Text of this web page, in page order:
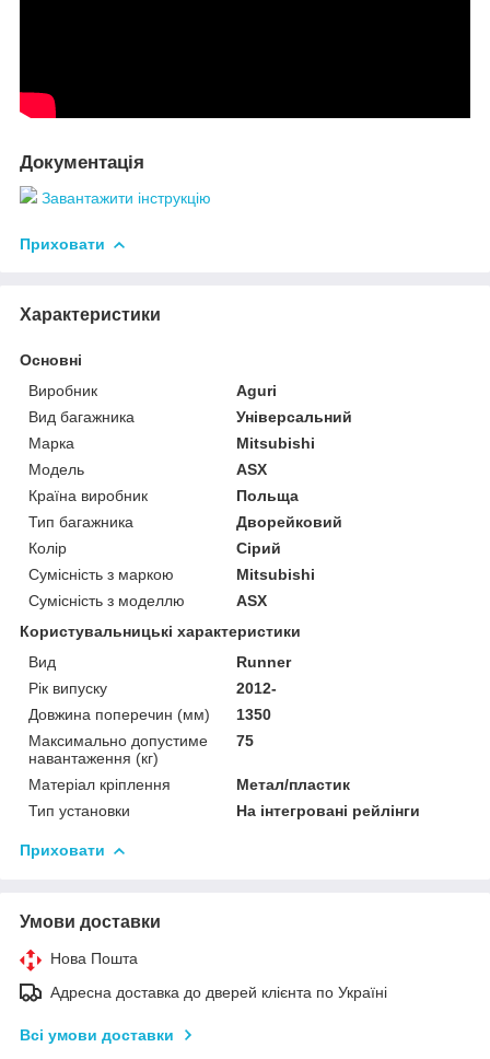
Документація
Завантажити інструкцію
Приховати
Характеристики
Основні
Виробник
Aguri
Вид багажника
Універсальний
Марка
Mitsubishi
Модель
ASX
Країна виробник
Польща
Тип багажника
Дворейковий
Колір
Сірий
Сумісність з маркою
Mitsubishi
Сумісність з моделлю
ASX
Користувальницькі характеристики
Вид
Runner
Рік випуску
2012-
Довжина поперечин (мм)
1350
Максимально допустиме
навантаження (кг)
75
Матеріал кріплення
Метал/пластик
Тип установки
На інтегровані рейлінги
Приховати
Умови доставки
Нова Пошта
Адресна доставка до дверей клієнта по Україні
Всі умови доставки